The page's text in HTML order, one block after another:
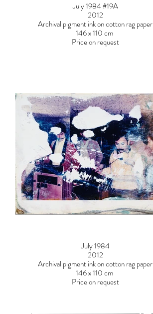
July 1984 #19A
2012
Archival pigment ink on cotton rag paper
146 x 110 cm
Price on request
July 1984
2012
Archival pigment ink on cotton rag paper
146 x 110 cm
Price on request